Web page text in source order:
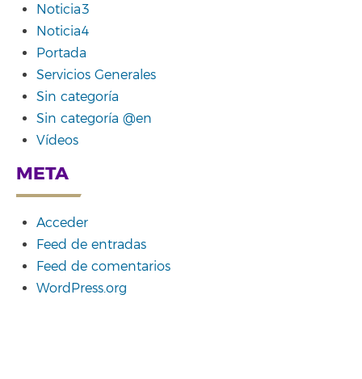
Noticia3
Noticia4
Portada
Servicios Generales
Sin categoría
Sin categoría @en
Vídeos
META
Acceder
Feed de entradas
Feed de comentarios
WordPress.org